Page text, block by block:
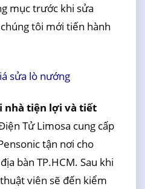
mục trước khi sửa
tôi mới tiến hành
sửa lò nướng
nhà tiện lợi và tiết
Tử Limosa cung cấp
tận nơi cho
bàn TP.HCM. Sau khi
viên sẽ đến kiểm